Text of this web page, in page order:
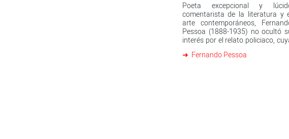
Poeta excepcional y
comentarista de la literatura y
arte contemporáneos,
Pessoa (1888-1935) no ocultó
interés por el relato policiaco,
pocas diversiones intelectuales
Fernando Pessoa